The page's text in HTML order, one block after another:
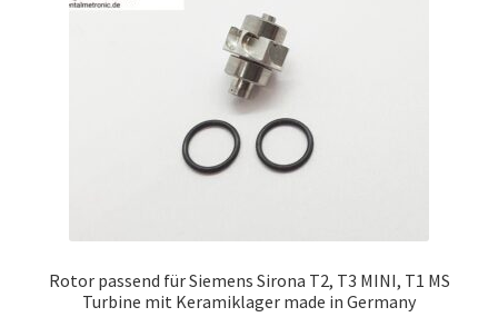
Rotor passend für Siemens Sirona T2, T3 MINI, T1 MS
Turbine mit Keramiklager made in Germany